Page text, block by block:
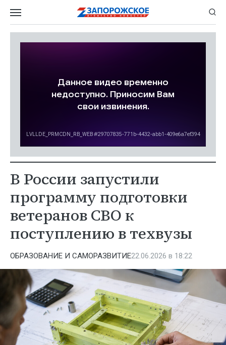
В России запустили
программу подготовки
ветеранов СВО к
поступлению в техвузы
ОБРАЗОВАНИЕ И САМОРАЗВИТИЕ22.06.2026 в 18:22